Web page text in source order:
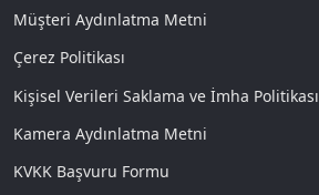
Müşteri Aydınlatma Metni
Çerez Politikası
Kişisel Verileri Saklama ve İmha Politikası
Kamera Aydınlatma Metni
KVKK Başvuru Formu